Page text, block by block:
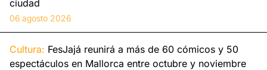
ciudad
06 agosto 2026
Cultura: FesJajá reunirá a más de 60 cómicos y 50
espectáculos en Mallorca entre octubre y noviembre